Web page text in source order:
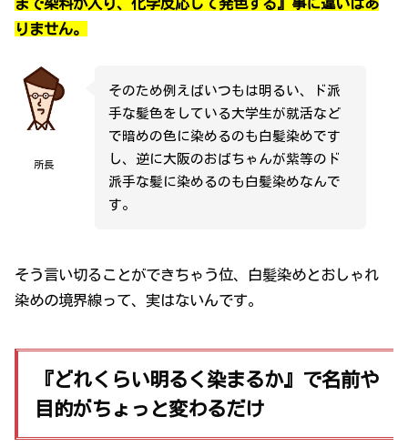
まで染料が入り、化学反応して発色する』事に違いはあ
りません。
所長
そのため例えばいつもは明るい、ド派
手な髪色をしている大学生が就活など
で暗めの色に染めるのも白髪染めです
し、逆に大阪のおばちゃんが紫等のド
派手な髪に染めるのも白髪染めなんで
す。
そう言い切ることができちゃう位、白髪染めとおしゃれ
染めの境界線って、実はないんです。
『どれくらい明るく染まるか』で名前や
目的がちょっと変わるだけ